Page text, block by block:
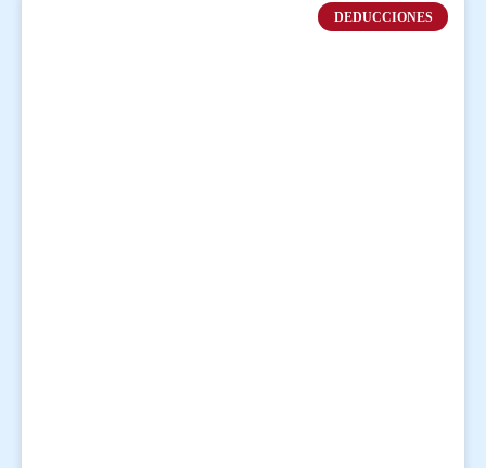
DEDUCCIONES